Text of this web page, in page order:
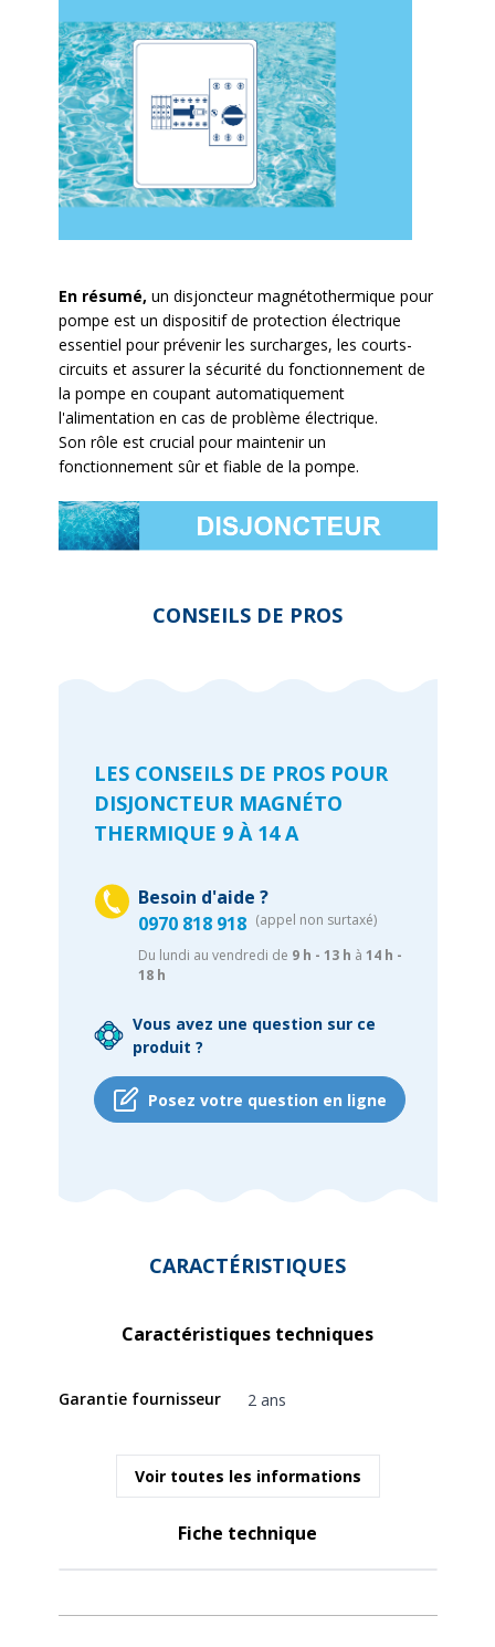
En résumé, un disjoncteur magnétothermique pour
pompe est un dispositif de protection électrique
essentiel pour prévenir les surcharges, les courts-
circuits et assurer la sécurité du fonctionnement de
la pompe en coupant automatiquement
l'alimentation en cas de problème électrique.
Son rôle est crucial pour maintenir un
fonctionnement sûr et fiable de la pompe.
CONSEILS DE PROS
LES CONSEILS DE PROS POUR
DISJONCTEUR MAGNÉTO
THERMIQUE 9 À 14 A
Besoin d'aide ?
0970 818 918 (appel non surtaxé)
Du lundi au vendredi de 9 h - 13 h à 14 h -
18 h
Vous avez une question sur ce
produit ?
Posez votre question en ligne
CARACTÉRISTIQUES
Caractéristiques techniques
Garantie fournisseur 2 ans
Voir toutes les informations
Fiche technique